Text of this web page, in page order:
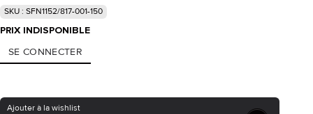
SKU : SFN1152/817-001-150
PRIX INDISPONIBLE
SE CONNECTER
Ajouter à la wishlist